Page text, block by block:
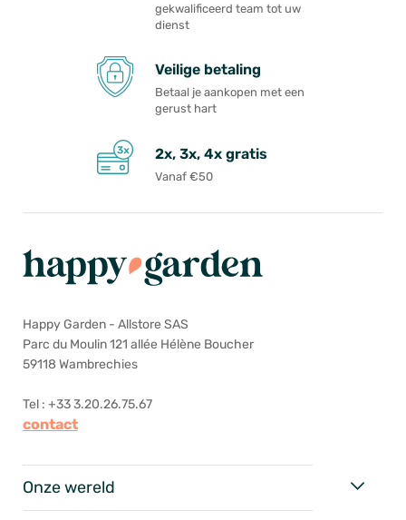
gekwalificeerd team tot uw
dienst
Veilige betaling
Betaal je aankopen met een
gerust hart
2x, 3x, 4x gratis
Vanaf €50
Happy Garden - Allstore SAS
Parc du Moulin 121 allée Hélène Boucher
59118 Wambrechies
Tel : +33 3.20.26.75.67
contact
Onze wereld